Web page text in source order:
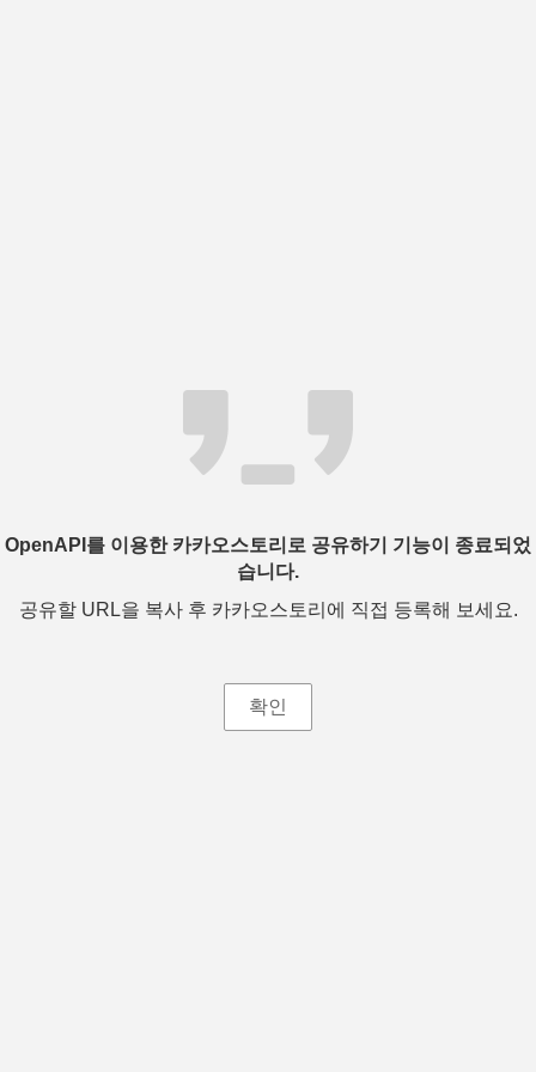
OpenAPI를 이용한 카카오스토리로 공유하기 기능이 종료되었
습니다.
공유할 URL을 복사 후 카카오스토리에 직접 등록해 보세요.
확인